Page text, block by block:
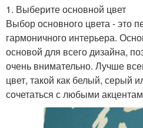
1. Выберите основной цвет
Выбор основного цвета - это
гармоничного интерьера.
основой для всего дизайна,
очень внимательно. Лучше
цвет, такой как белый, серый
сочетаться с любыми